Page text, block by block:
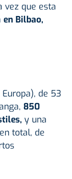
vez que esta
en Bilbao,
de 53
850
y una
en total, de